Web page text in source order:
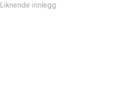
Liknende innlegg